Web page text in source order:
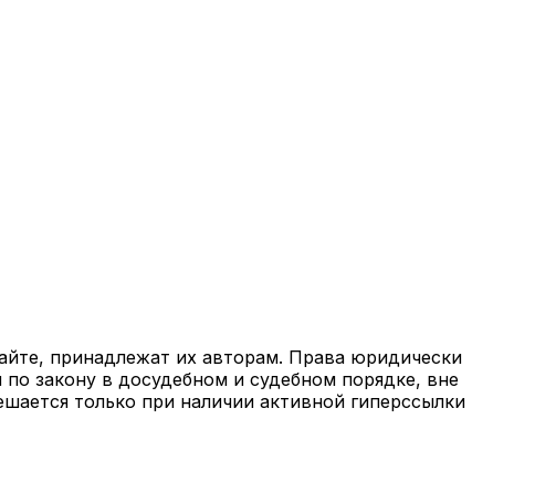
принадлежат их авторам. Права юридически
закону в досудебном и судебном порядке, вне
только при наличии активной гиперссылки